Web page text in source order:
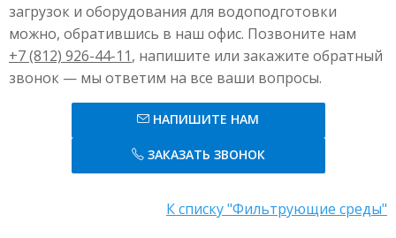
Измельчаемость 0,15-0,19%
Межзерновая пористость 46-50%
Коэффициент неоднородности 1,4-1,6
Скорость фильтрации
Скорость промывки при расширении на 30-35%
загрузок и оборудования для водоподготовки
можно, обратившись в наш офис. Позвоните нам
+7 (812) 926-44-11, напишите или закажите обратный
звонок — мы ответим на все ваши вопросы.
НАПИШИТЕ НАМ
ЗАКАЗАТЬ ЗВОНОК
К списку "Фильтрующие среды"